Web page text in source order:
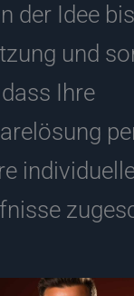
der Idee
und
Ihre